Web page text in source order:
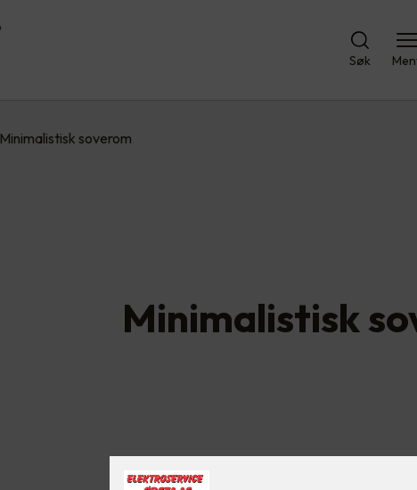
Søk
Minimalistisk soverom
Minimalistisk